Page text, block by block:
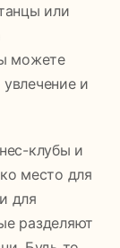
или
можете
и
клубы и
место для
для
разделяют